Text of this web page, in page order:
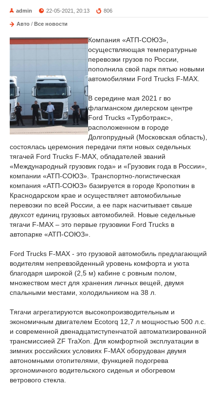
admin 22-05-2021, 20:13 806
Авто / Все новости
Компания «АТП-СОЮЗ»,
осуществляющая температурные
перевозки грузов по России,
пополнила свой парк пятью новыми
автомобилями Ford Trucks F-MAX.
В середине мая 2021 г во
флагманском дилерском центре
Ford Trucks «Турботракс»,
расположенном в городе
Долгопрудный (Московская область),
состоялась церемония передачи пяти новых седельных
тягачей Ford Trucks F-MAX, обладателей званий
«Международный грузовик года» и «Грузовик года в России»,
компании «АТП-СОЮЗ». Транспортно-логистическая
компания «АТП-СОЮЗ» базируется в городе Кропоткин в
Краснодарском крае и осуществляет автомобильные
перевозки по всей России, а ее парк насчитывает свыше
двухсот единиц грузовых автомобилей. Новые седельные
тягачи F-MAX – это первые грузовики Ford Trucks в
автопарке «АТП-СОЮЗ».
Ford Trucks F-MAX - это грузовой автомобиль предлагающий
водителям непревзойденный уровень комфорта и уюта
благодаря широкой (2,5 м) кабине с ровным полом,
множеством мест для хранения личных вещей, двумя
спальными местами, холодильником на 38 л.
Тягачи агрегатируются высокопроизводительным и
экономичным двигателем Ecotorq 12,7 л мощностью 500 л.с.
и современной двенадцатиступенчатой автоматизированной
трансмиссией ZF TraXon. Для комфортной эксплуатации в
зимних российских условиях F-MAX оборудован двумя
автономными отопителями, функцией подогрева
эргономичного водительского сиденья и обогревом
ветрового стекла.